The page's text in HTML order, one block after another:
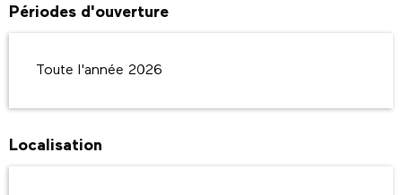
Périodes d'ouverture
Toute l'année 2026
Localisation